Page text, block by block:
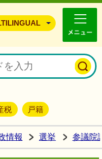
豊能町ホームページ
税 戸籍
情報 選挙 参議院